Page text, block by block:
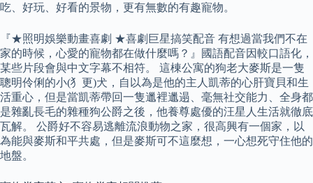
吃、好玩、好看的景物，更有無數的有趣寵物。
『★照明娛樂動畫喜劇 ★喜劇巨星搞笑配音 有想過當我們不在
家的時候，心愛的寵物都在做什麼嗎？』國語配音因較口語化，
某些片段會與中文字幕不相符。 這棟公寓的狗老大麥斯是一隻
聰明伶俐的小(犭更)犬，自以為是他的主人凱蒂的心肝寶貝和生
活重心，但是當凱蒂帶回一隻邋裡邋遢、毫無社交能力、全身都
是雜亂長毛的雜種狗公爵之後，他養尊處優的汪星人生活就徹底
瓦解。 公爵好不容易逃離流浪動物之家，很高興有一個家，以
為能與麥斯和平共處，但是麥斯可不這麼想，一心想死守住他的
地盤。